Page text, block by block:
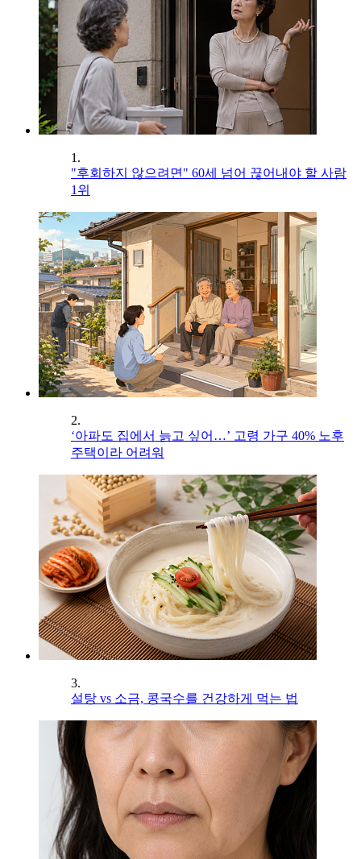
1.
"후회하지 않으려면" 60세 넘어 끊어내야 할 사람
1위
2.
‘아파도 집에서 늙고 싶어…’ 고령 가구 40% 노후
주택이라 어려워
3.
설탕 vs 소금, 콩국수를 건강하게 먹는 법